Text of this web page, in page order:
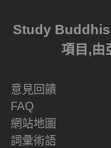
Study
項目,由
意見回饋
FAQ
網站地圖
詞彙術語